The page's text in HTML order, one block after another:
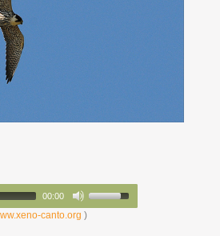
00:00
canto.org )